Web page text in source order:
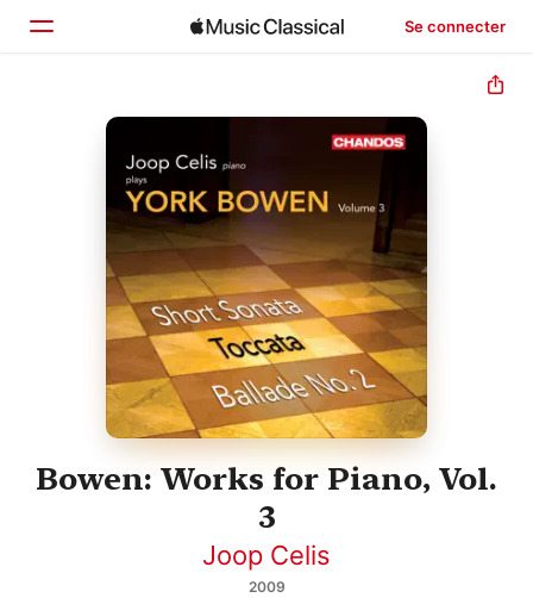
Se connecter
Accueil
Parcourir
Rechercher
Bowen: Works for Piano, Vol.
3
Joop Celis
2009